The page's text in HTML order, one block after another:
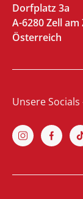
Dorfplatz 3a
A-6280 Zell am
Österreich
Unsere